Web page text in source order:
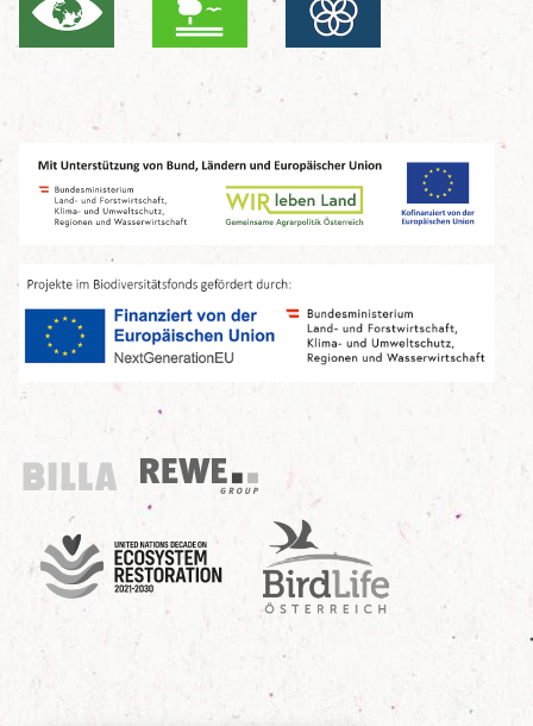
Billa
REWE Group
UN Decade
Birdlife